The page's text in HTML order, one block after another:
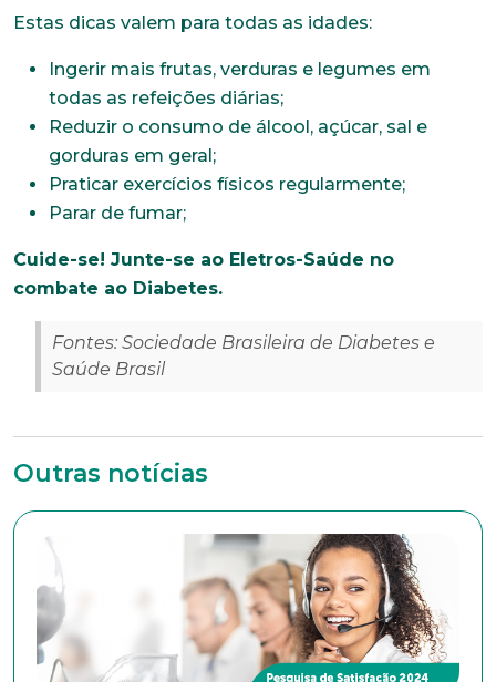
Estas dicas valem para todas as idades:
Ingerir mais frutas, verduras e legumes em
todas as refeições diárias;
Reduzir o consumo de álcool, açúcar, sal e
gorduras em geral;
Praticar exercícios físicos regularmente;
Parar de fumar;
Cuide-se! Junte-se ao Eletros-Saúde no
combate ao Diabetes.
Fontes: Sociedade Brasileira de Diabetes e
Saúde Brasil
Outras notícias
E-mail*
Telefone
Endereço
Bairro
Cidade
Idade